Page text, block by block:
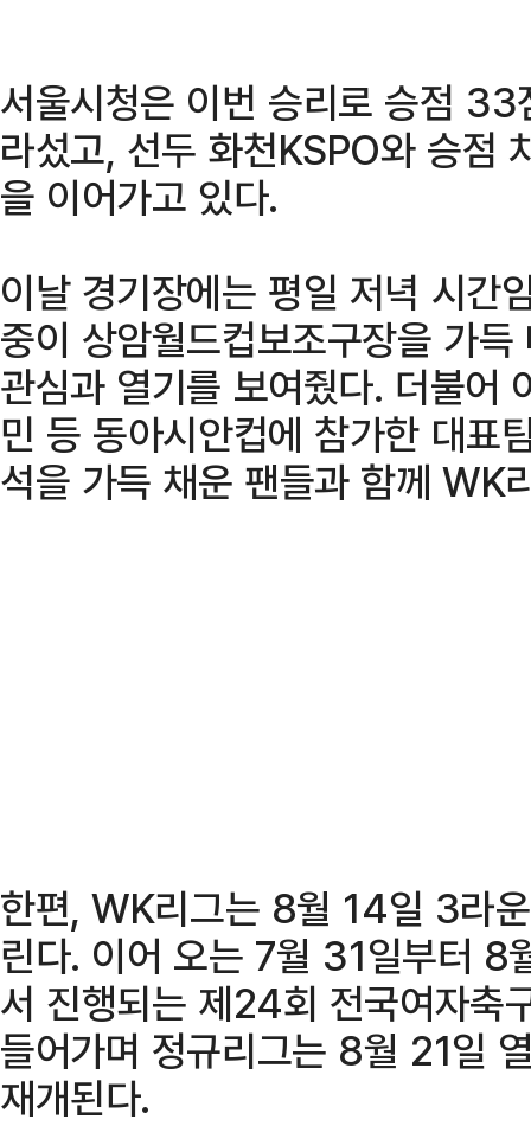
서울시청은 이번 승리로 승점
라섰고, 선두 화천KSPO와 승점
을 이어가고 있다.
이날 경기장에는 평일 저녁 시간
중이 상암월드컵보조구장을 가
관심과 열기를 보여줬다. 더불어
민 등 동아시안컵에 참가한 대표
석을 가득 채운 팬들과 함께 WK
한편, WK리그는 8월 14일 3라
린다. 이어 오는 7월 31일부터 8
서 진행되는 제24회 전국여자축
들어가며 정규리그는 8월 21일
재개된다.